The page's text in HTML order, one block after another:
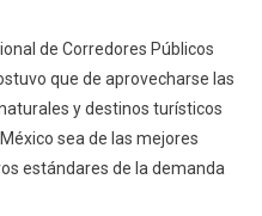
de Corredores Públicos
que de aprovecharse las
y destinos turísticos
sea de las mejores
estándares de la demanda